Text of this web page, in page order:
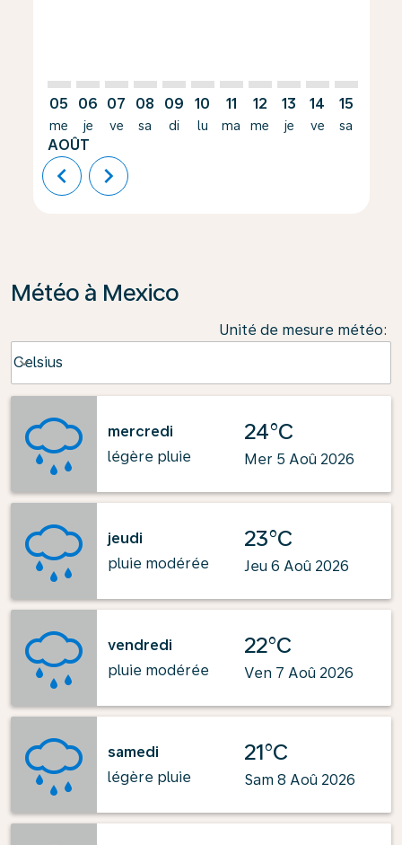
05
me
AOÛT
06
je
07
ve
08
sa
09
di
10
lu
11
ma
12
me
13
je
14
ve
15
sa
chevron_left chevron_right
Météo à Mexico
Unité de mesure météo:
Celsius
keyboard_arrow_down
mercredi
légère pluie
24°C
Mer 5 Aoû 2026
jeudi
pluie modérée
23°C
Jeu 6 Aoû 2026
vendredi
pluie modérée
22°C
Ven 7 Aoû 2026
samedi
légère pluie
21°C
Sam 8 Aoû 2026